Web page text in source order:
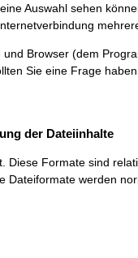
Auswahl sehen
Browser (dem
Sie eine Frage
der Dateiinhalte
Formate sind
werden